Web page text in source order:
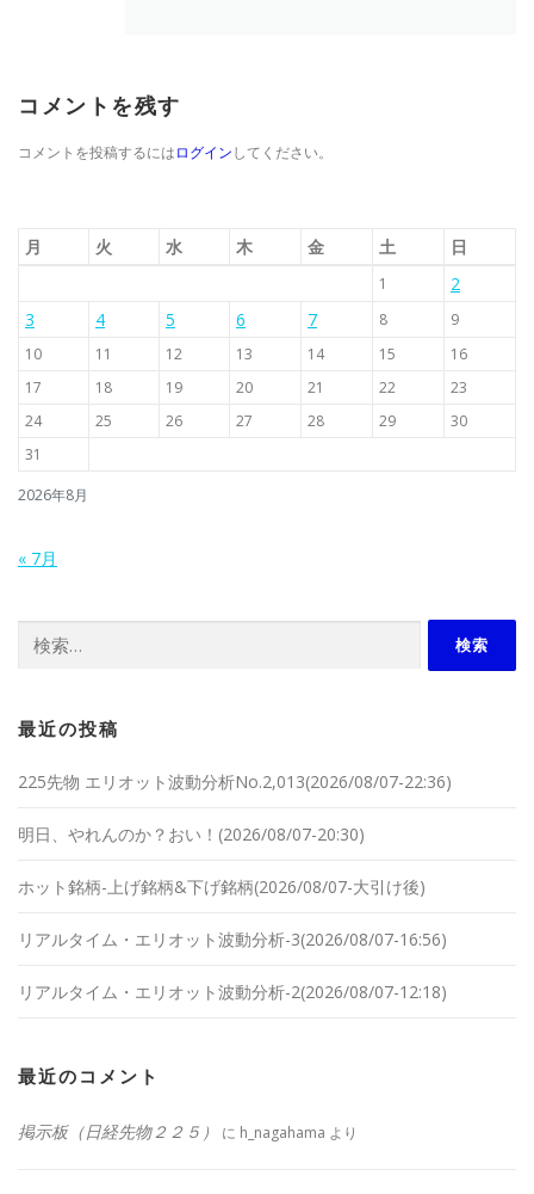
コメントを残す
コメントを投稿するにはログインしてください。
2026年8月
月 火 水 木 金 土 日
1
2
3
4 5 6 7 8
9
10
11 12 13 14 15
16
17
18 19 20 21 22
23
24
25 26 27 28 29
30
31
« 7月
最近の投稿
225先物 エリオット波動分析No.2,013(2026/08/07-22:36)
明日、やれんのか？おい！(2026/08/07-20:30)
ホット銘柄-上げ銘柄&下げ銘柄(2026/08/07-大引け後)
リアルタイム・エリオット波動分析-3(2026/08/07-16:56)
リアルタイム・エリオット波動分析-2(2026/08/07-12:18)
最近のコメント
掲示板（日経先物２２５） に h_nagahama より